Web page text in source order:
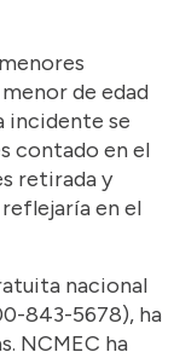
de edad
incidente se
contado en el
retirada y
en el
nacional
843-5678), ha
NCMEC ha